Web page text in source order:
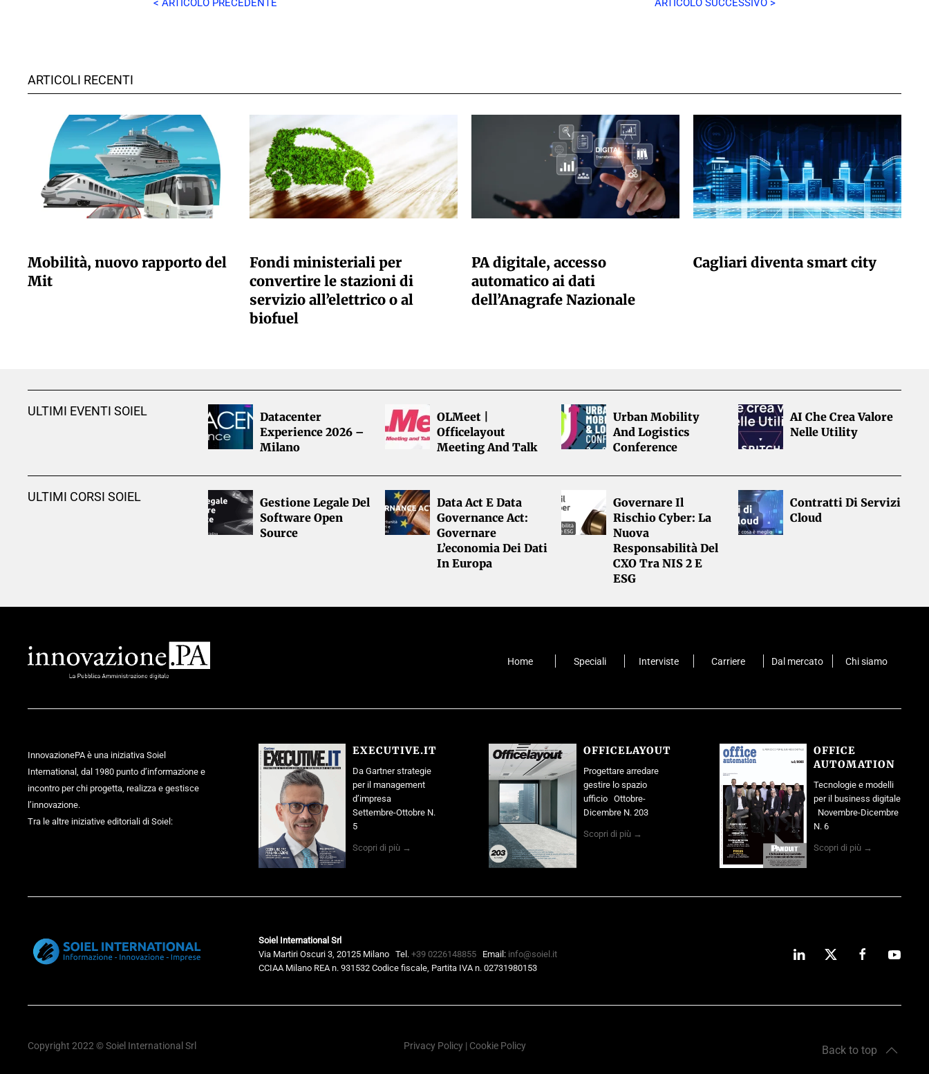
< ARTICOLO PRECEDENTE ARTICOLO SUCCESSIVO >
ARTICOLI RECENTI
Mobilità, nuovo rapporto del
Mit
Fondi ministeriali per
convertire le stazioni di
servizio all’elettrico o al
biofuel
PA digitale, accesso
automatico ai dati
dell’Anagrafe Nazionale
Cagliari diventa smart city
ULTIMI EVENTI SOIEL
Datacenter
Experience 2026 –
Milano
OLMeet |
Officelayout
Meeting And Talk
Urban Mobility
And Logistics
Conference
AI Che Crea Valore
Nelle Utility
ULTIMI CORSI SOIEL
Gestione Legale Del
Software Open
Source
Data Act E Data
Governance Act:
Governare
L’economia Dei Dati
In Europa
Governare Il
Rischio Cyber: La
Nuova
Responsabilità Del
CXO Tra NIS 2 E
ESG
Contratti Di Servizi
Cloud
Home Speciali Interviste Carriere Dal mercato Chi siamo
InnovazionePA è una iniziativa Soiel
International, dal 1980 punto d’informazione e
incontro per chi progetta, realizza e gestisce
l’innovazione.
Tra le altre iniziative editoriali di Soiel:
EXECUTIVE.IT
Da Gartner strategie
per il management
d’impresa
Settembre-Ottobre N.
5
Scopri di più →
OFFICELAYOUT
Progettare arredare
gestire lo spazio
ufficio Ottobre-
Dicembre N. 203
Scopri di più →
OFFICE
AUTOMATION
Tecnologie e modelli
per il business digitale
Novembre-Dicembre
N. 6
Scopri di più →
Soiel International Srl
Via Martiri Oscuri 3, 20125 MilanoTel. +39 0226148855Email: info@soiel.it
CCIAA Milano REA n. 931532 Codice fiscale, Partita IVA n. 02731980153
Copyright 2022 © Soiel International Srl Privacy Policy| Cookie Policy Back to top